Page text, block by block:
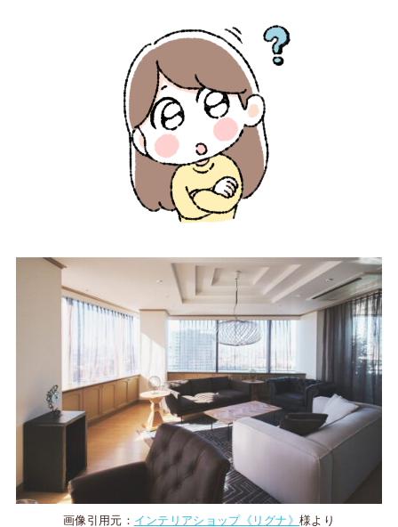
画像引用元： インテリアショップ《リグナ》様より